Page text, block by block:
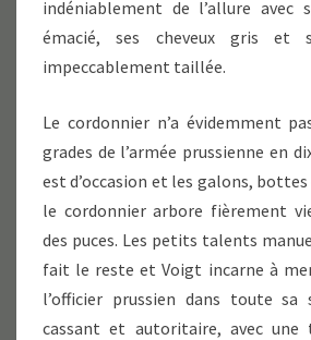
indéniablement de l’allure avec
émacié, ses cheveux gris et
impeccablement taillée.
Le cordonnier n’a évidemment
grades de l’armée prussienne en
est d’occasion et les galons, bottes
le cordonnier arbore fièrement
des puces. Les petits talents
fait le reste et Voigt incarne à
l’officier prussien dans toute sa
cassant et autoritaire, avec